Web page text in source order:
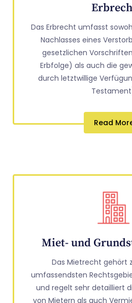
Das Erbrecht umfasst
Nachlasses eines
gesetzlichen
Erbfolge) als auch die
durch letztwillige
Read
Miet- und
Das Mietrecht gehört
umfassendsten
und regelt sehr detailliert
von Mietern als auch